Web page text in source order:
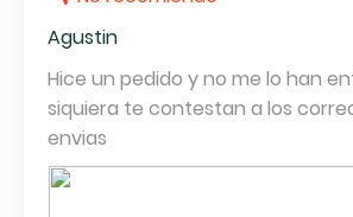
Agustin
Hice un pedido y no me lo han
siquiera te contestan a los
envias